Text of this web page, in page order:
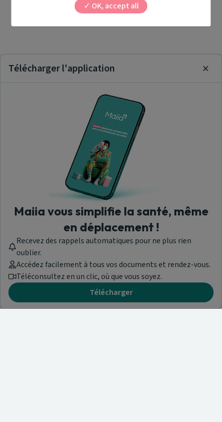
Télécharger l'application
Maiia vous simplifie la santé, même
en déplacement !
Recevez des rappels automatiques pour ne plus rien
oublier.
Accédez facilement à tous vos documents et rendez-vous.
Téléconsultez en un clic, où que vous soyez.
Télécharger
OK, accept all